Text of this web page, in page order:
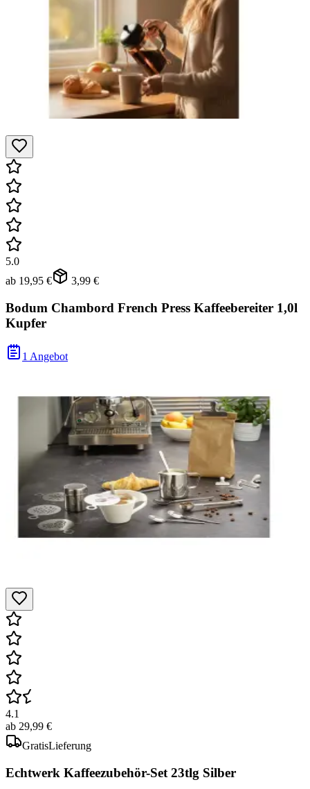
5.0
ab 19,95 € 3,99 €
Bodum Chambord French Press Kaffeebereiter 1,0l
Kupfer
1 Angebot
4.1
ab 29,99 €
GratisLieferung
Echtwerk Kaffeezubehör-Set 23tlg Silber